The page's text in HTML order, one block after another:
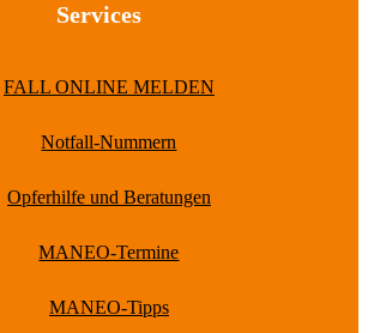
Services
FALL ONLINE MELDEN
Notfall-Nummern
Opferhilfe und Beratungen
MANEO-Termine
MANEO-Tipps